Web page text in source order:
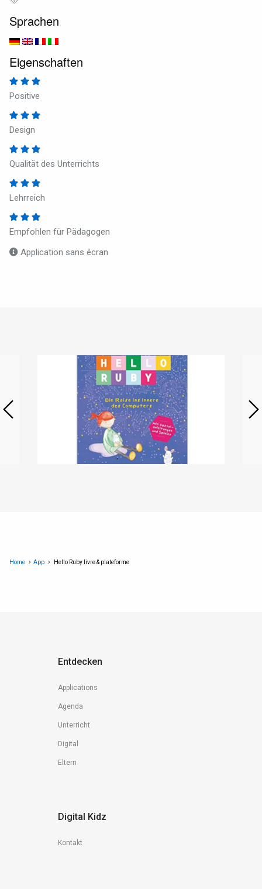
Sprachen
Eigenschaften
Positive
Design
Qualität des Unterrichts
Lehrreich
Empfohlen für Pädagogen
Application sans écran
Home App Hello Ruby livre & plateforme
Entdecken
Applications
Agenda
Unterricht
Digital
Eltern
Digital Kidz
Kontakt